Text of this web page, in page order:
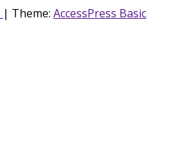
| Theme: AccessPress Basic